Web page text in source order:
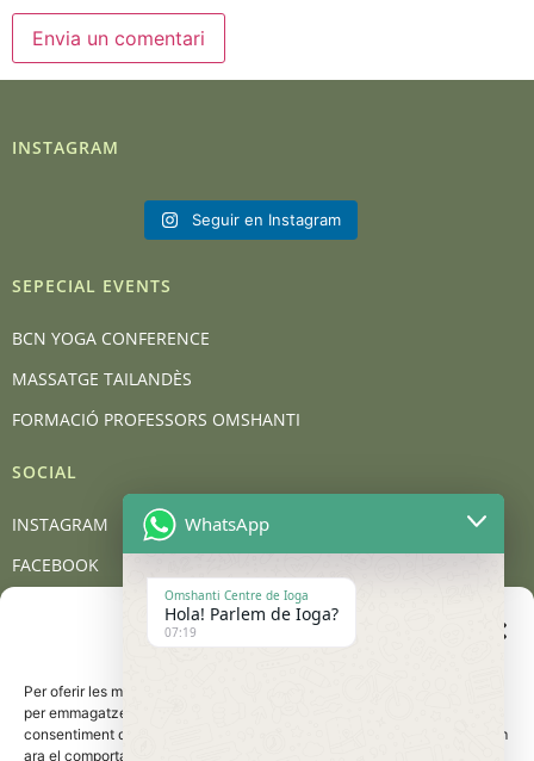
Gestionar el consentiment
de les galetes
Per oferir les millors experiències, utilitzem tecnologies com les galetes
per emmagatzemar i/o accedir a la informació del dispositiu. El
consentiment d'aquestes tecnologies ens permetrà processar dades com
ara el comportament de navegació o les identificacions úniques en
INSTAGRAM
Seguir en Instagram
SEPECIAL EVENTS
BCN YOGA CONFERENCE
MASSATGE TAILANDÈS
FORMACIÓ PROFESSORS OMSHANTI
SOCIAL
INSTAGRAM
FACEBOOK
CONTACT
Carrer de Barcelona, 95, 08401 Granollers
WhatsApp
Omshanti Centre de Ioga
Hola! Parlem de Ioga?
07:19